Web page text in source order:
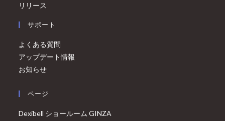
リリース
サポート
よくある質問
アップデート情報
お知らせ
ページ
Dexibell ショールーム GINZA